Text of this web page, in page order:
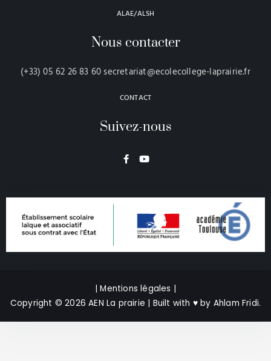
ALAE/ALSH
Nous contacter
(+33) 05 62 26 83 60 secretariat@ecolecollege-laprairie.fr
CONTACT
Suivez-nous
F
a
o
Y
o
b
| Mentions légales |
Copyright © 2026 AEN La prairie | Built with ♥by Ahlam Fridi.